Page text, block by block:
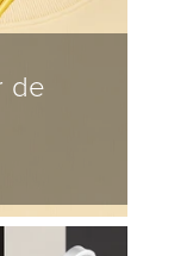
de